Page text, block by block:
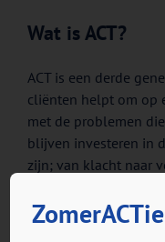
Wat is ACT?
ACT is een derde
cliënten helpt om op
met de problemen
blijven investeren in
zijn; van klacht naar
ACT is erkend als
depressieve stoornis,
ZomerACTie